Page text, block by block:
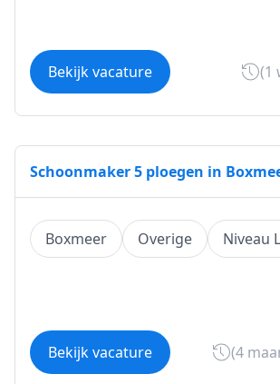
Bekijk vacature (1
Schoonmaker 5 ploegen in
Boxmeer Overige Niveau
Bekijk vacature (4